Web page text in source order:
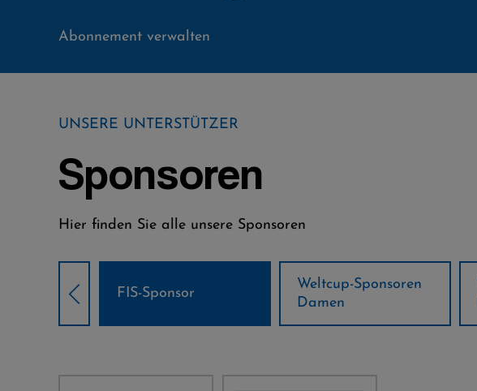
Abonnement verwalten
UNSERE UNTERSTÜTZER
Sponsoren
Hier finden Sie alle unsere Sponsoren
Weltcup-Sponsoren
Damen
Weltcup-Sponsoren
Herren